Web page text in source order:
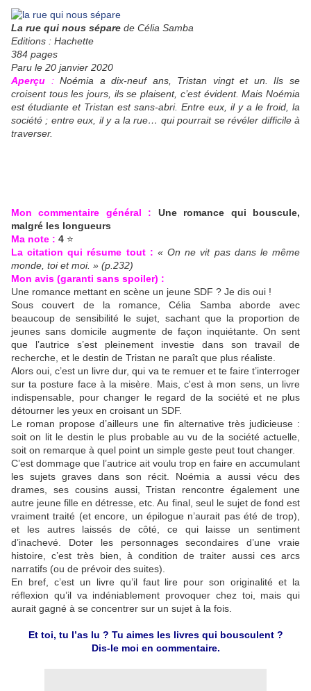
La rue qui nous sépare de Célia Samba
Editions : Hachette
384 pages
Paru le 20 janvier 2020
Aperçu :Noémia a dix-neuf ans, Tristan vingt et un. Ils se
croisent tous les jours, ils se plaisent, c’est évident. Mais Noémia
est étudiante et Tristan est sans-abri. Entre eux, il y a le froid, la
société ; entre eux, il y a la rue… qui pourrait se révéler difficile à
traverser.
Mon commentaire général : Une romance qui bouscule,
malgré les longueurs
Ma note : 4 ⭐️
La citation qui résume tout : « On ne vit pas dans le même
monde, toi et moi. » (p.232)
Mon avis (garanti sans spoiler) :
Une romance mettant en scène un jeune SDF ? Je dis oui !
Sous couvert de la romance, Célia Samba aborde avec
beaucoup de sensibilité le sujet, sachant que la proportion de
jeunes sans domicile augmente de façon inquiétante. On sent
que l’autrice s’est pleinement investie dans son travail de
recherche, et le destin de Tristan ne paraît que plus réaliste.
Alors oui, c’est un livre dur, qui va te remuer et te faire t’interroger
sur ta posture face à la misère. Mais, c'est à mon sens, un livre
indispensable, pour changer le regard de la société et ne plus
détourner les yeux en croisant un SDF.
Le roman propose d’ailleurs une fin alternative très judicieuse :
soit on lit le destin le plus probable au vu de la société actuelle,
soit on remarque à quel point un simple geste peut tout changer.
C’est dommage que l’autrice ait voulu trop en faire en accumulant
les sujets graves dans son récit. Noémia a aussi vécu des
drames, ses cousins aussi, Tristan rencontre également une
autre jeune fille en détresse, etc. Au final, seul le sujet de fond est
vraiment traité (et encore, un épilogue n’aurait pas été de trop),
et les autres laissés de côté, ce qui laisse un sentiment
d’inachevé. Doter les personnages secondaires d’une vraie
histoire, c’est très bien, à condition de traiter aussi ces arcs
narratifs (ou de prévoir des suites).
En bref, c’est un livre qu’il faut lire pour son originalité et la
réflexion qu’il va indéniablement provoquer chez toi, mais qui
aurait gagné à se concentrer sur un sujet à la fois.
Et toi, tu l’as lu ? Tu aimes les livres qui bousculent ?
Dis-le moi en commentaire.